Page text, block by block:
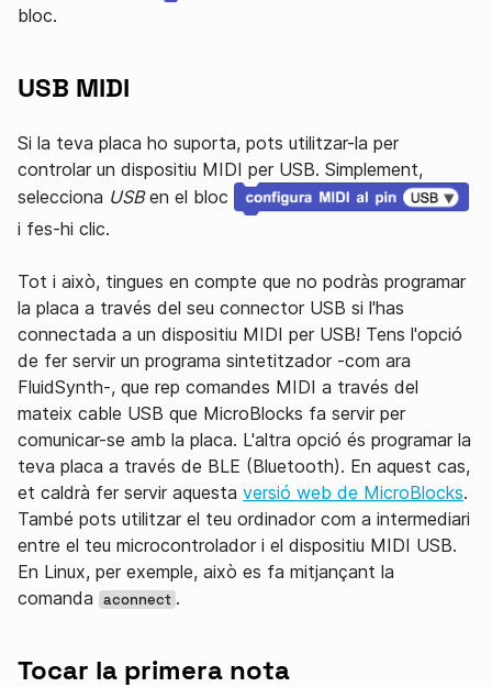
bloc.
USB MIDI
Si la teva placa ho suporta, pots utilitzar-la per
controlar un dispositiu MIDI per USB. Simplement,
selecciona USBen el bloc
i fes-hi clic.
Tot i això, tingues en compte que no podràs programar
la placa a través del seu connector USB si l'has
connectada a un dispositiu MIDI per USB! Tens l'opció
de fer servir un programa sintetitzador -com ara
FluidSynth-, que rep comandes MIDI a través del
mateix cable USB que MicroBlocks fa servir per
comunicar-se amb la placa. L'altra opció és programar la
teva placa a través de BLE (Bluetooth). En aquest cas,
et caldrà fer servir aquesta versió web de MicroBlocks.
També pots utilitzar el teu ordinador com a intermediari
entre el teu microcontrolador i el dispositiu MIDI USB.
En Linux, per exemple, això es fa mitjançant la
comanda aconnect .
Tocar la primera nota